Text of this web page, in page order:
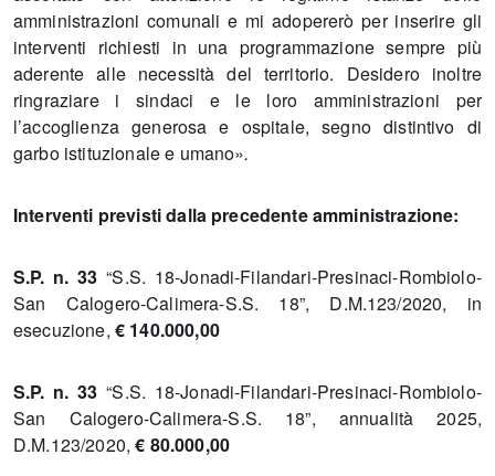
amministrazioni comunali e mi adopererò per inserire gli
interventi richiesti in una programmazione sempre più
aderente alle necessità del territorio. Desidero inoltre
ringraziare i sindaci e le loro amministrazioni per
l’accoglienza generosa e ospitale, segno distintivo di
garbo istituzionale e umano».
Interventi previsti dalla precedente amministrazione:
S.P. n. 33 “S.S. 18-Jonadi-Filandari-Presinaci-Rombiolo-
San Calogero-Calimera-S.S. 18”, D.M.123/2020, in
esecuzione, € 140.000,00
S.P. n. 33 “S.S. 18-Jonadi-Filandari-Presinaci-Rombiolo-
San Calogero-Calimera-S.S. 18”, annualità 2025,
D.M.123/2020,€ 80.000,00